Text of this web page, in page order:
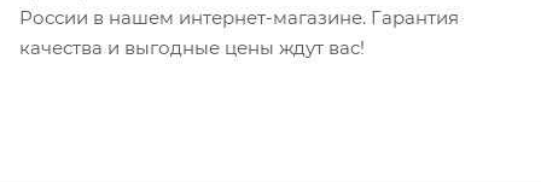
России в нашем интернет-магазине. Гарантия
качества и выгодные цены ждут вас!